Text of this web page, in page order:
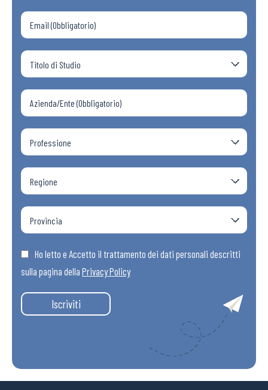
Ho letto e Accetto il trattamento dei dati personali descritti
sulla pagina della Privacy Policy
Iscriviti